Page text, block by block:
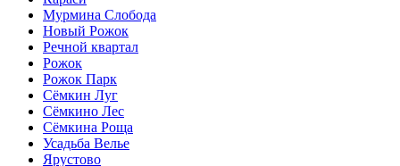
Мурмина Слобода
Новый Рожок
Речной квартал
Рожок
Рожок Парк
Сёмкин Луг
Сёмкино Лес
Сёмкина Роща
Усадьба Велье
Ярустово